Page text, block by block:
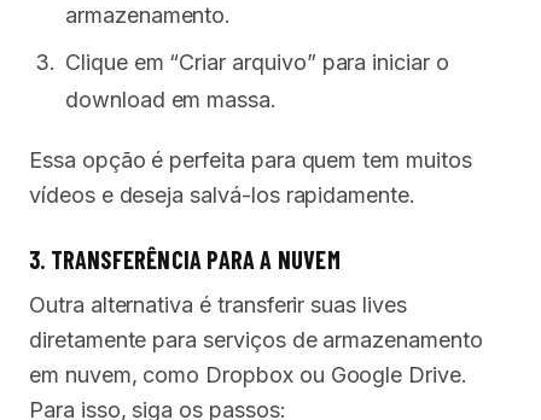
armazenamento.
Clique em “Criar arquivo” para iniciar o
download em massa.
Essa opção é perfeita para quem tem muitos
vídeos e deseja salvá-los rapidamente.
3. TRANSFERÊNCIA PARA A NUVEM
Outra alternativa é transferir suas lives
diretamente para serviços de armazenamento
em nuvem, como Dropbox ou Google Drive.
Para isso, siga os passos: